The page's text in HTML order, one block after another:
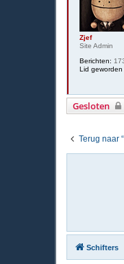
Zjef
Site Admin
Berichten:
Lid geworden
Gesloten
Terug naar
Schifters